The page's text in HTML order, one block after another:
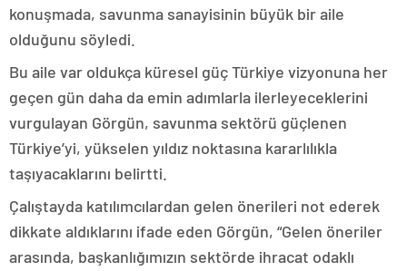
konuşmada, savunma sanayisinin büyük bir aile
olduğunu söyledi.
Bu aile var oldukça küresel güç Türkiye vizyonuna her
geçen gün daha da emin adımlarla ilerleyeceklerini
vurgulayan Görgün, savunma sektörü güçlenen
Türkiye’yi, yükselen yıldız noktasına kararlılıkla
taşıyacaklarını belirtti.
Çalıştayda katılımcılardan gelen önerileri not ederek
dikkate aldıklarını ifade eden Görgün, “Gelen öneriler
arasında, başkanlığımızın sektörde ihracat odaklı